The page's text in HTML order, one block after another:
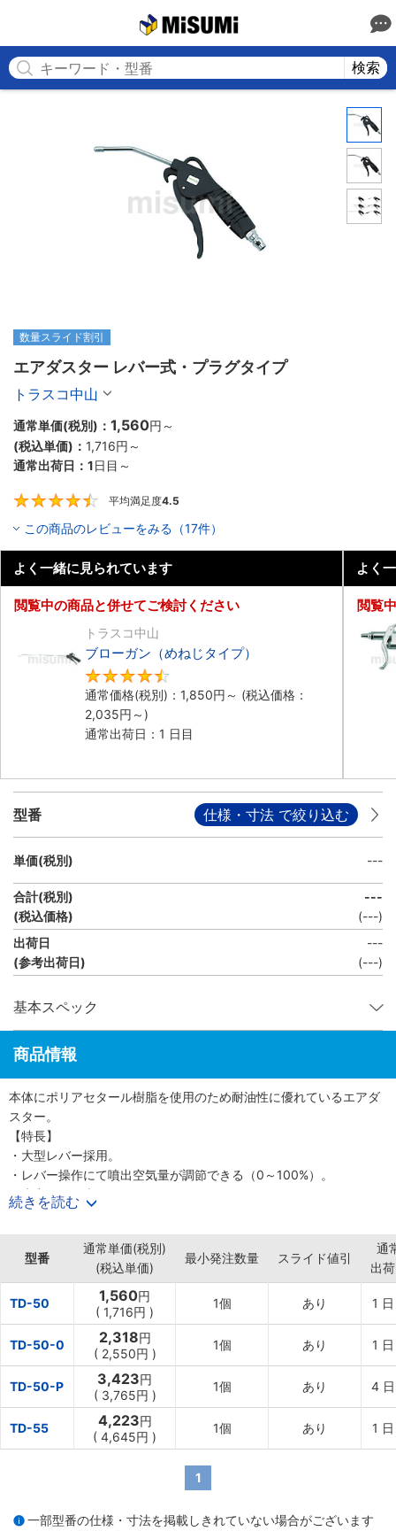
検索
数量スライド割引
エアダスター レバー式・プラグタイプ
トラスコ中山
通常単価(税別)： 1,560円 ～
(税込単価)： 1,716円 ～
通常出荷日： 1日目～
平均満足度4.5
この商品のレビューをみる（17件）
よく一緒に見られています
閲覧中の商品と併せてご検討ください
トラスコ中山
ブローガン（めねじタイプ）
通常価格(税別)： 1,850円 ～ (税込価格：
2,035円 ～)
通常出荷日：1 日目
よく
閲覧
型番 仕様・寸法 で絞り込む
単価(税別) ---
合計(税別)
(税込価格)
---
(---)
出荷日
(参考出荷日)
---
(---)
基本スペック
商品情報
本体にポリアセタール樹脂を使用のため耐油性に優れているエアダ
スター。
【特長】
・大型レバー採用。
・レバー操作にて噴出空気量が調節できる（0～100%）。
・生産国：日本。
【用途】
・エアブローによる乾燥／冷却／ダスト作業に使用。
続きを読む
型番
通常単価(税別)
(税込単価)
最小発注数量 スライド値引
通
出
TD-50 1,560円
( 1,716円 )
1個 あり 1
TD-50-0 2,318円
( 2,550円 )
1個 あり 1
TD-50-P 3,423円
( 3,765円 )
1個 あり 4日
TD-55 4,223円
( 4,645円 )
1個 あり 1
1
一部型番の仕様・寸法を掲載しきれていない場合がございます